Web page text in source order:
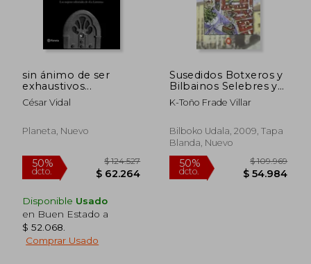
40%
dcto. $ 76.877
sin ánimo de ser
exhaustivos...
César Vidal
Planeta, Nuevo
Disponible Usado
en Buen Estado a
$ 52.068
Comprar Usado
Susedidos Botxeros y
Bilbainos Selebres y
Txirenes
K-Toño Frade Villar
Bilboko Udala, 2009, Tapa
Blanda, Nuevo